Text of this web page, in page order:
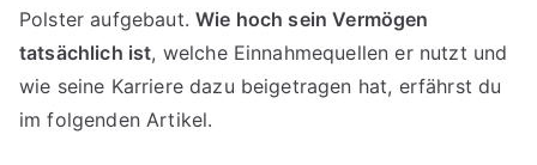
Polster aufgebaut.Wie hoch sein Vermögen
tatsächlich ist, welche Einnahmequellen er nutzt und
wie seine Karriere dazu beigetragen hat, erfährst du
im folgenden Artikel.